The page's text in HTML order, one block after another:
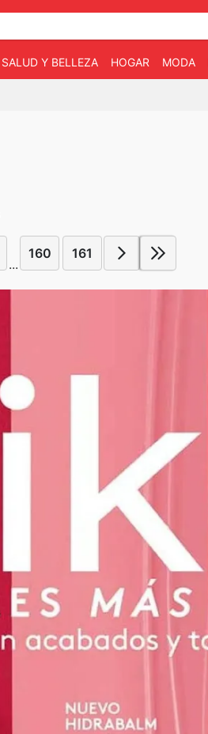
SALUD Y BELLEZA HOGAR MODA
...
160 161